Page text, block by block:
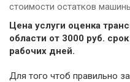
стоимости остатков
Цена услуги оценка
области от 3000 руб.
рабочих дней.
Для того чтоб правильно заказать оценку